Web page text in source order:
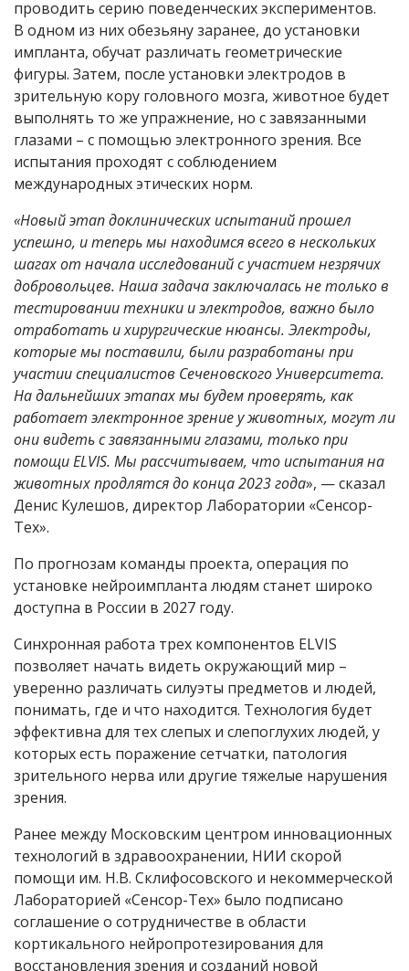
проводить серию поведенческих экспериментов.
В одном из них обезьяну заранее, до установки
импланта, обучат различать геометрические
фигуры. Затем, после установки электродов в
зрительную кору головного мозга, животное будет
выполнять то же упражнение, но с завязанными
глазами – с помощью электронного зрения. Все
испытания проходят с соблюдением
международных этических норм.
«Новый этап доклинических испытаний прошел
успешно, и теперь мы находимся всего в нескольких
шагах от начала исследований с участием незрячих
добровольцев. Наша задача заключалась не только в
тестировании техники и электродов, важно было
отработать и хирургические нюансы. Электроды,
которые мы поставили, были разработаны при
участии специалистов Сеченовского Университета.
На дальнейших этапах мы будем проверять, как
работает электронное зрение у животных, могут ли
они видеть с завязанными глазами, только при
помощи ELVIS. Мы рассчитываем, что испытания на
животных продлятся до конца 2023 года», — сказал
Денис Кулешов, директор Лаборатории «Сенсор-
Тех».
По прогнозам команды проекта, операция по
установке нейроимпланта людям станет широко
доступна в России в 2027 году.
Синхронная работа трех компонентов ELVIS
позволяет начать видеть окружающий мир –
уверенно различать силуэты предметов и людей,
понимать, где и что находится. Технология будет
эффективна для тех слепых и слепоглухих людей, у
которых есть поражение сетчатки, патология
зрительного нерва или другие тяжелые нарушения
зрения.
Ранее между Московским центром инновационных
технологий в здравоохранении, НИИ скорой
помощи им. Н.В. Склифосовского и некоммерческой
Лабораторией «Сенсор-Тех» было подписано
соглашение о сотрудничестве в области
кортикального нейропротезирования для
восстановления зрения и созданий новой